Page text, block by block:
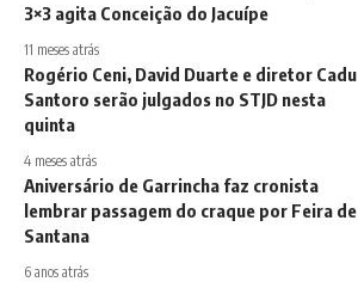
3×3 agita Conceição do Jacuípe
11 meses atrás
Rogério Ceni, David Duarte e diretor Cadu
Santoro serão julgados no STJD nesta
quinta
4 meses atrás
Aniversário de Garrincha faz cronista
lembrar passagem do craque por Feira de
Santana
6 anos atrás